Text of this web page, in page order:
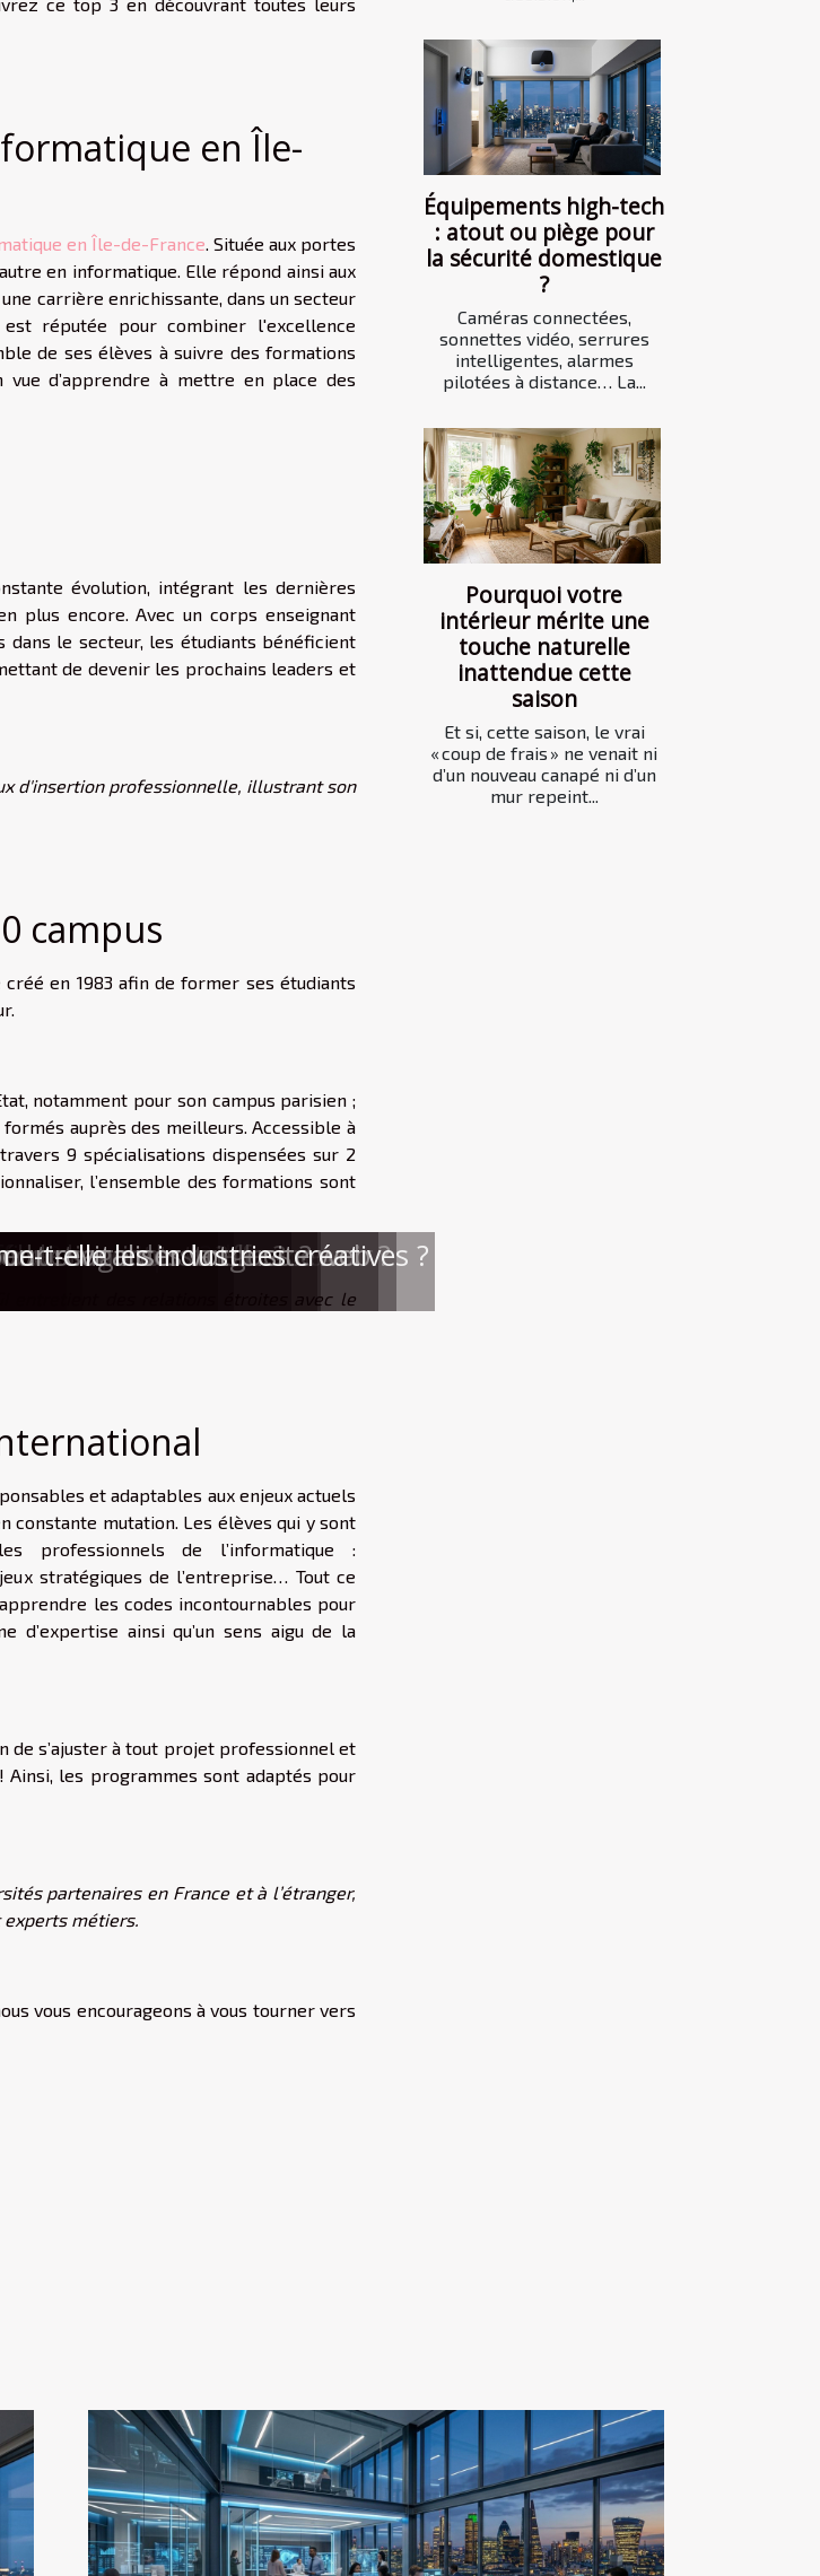
en Île-
en Île-de-France . Située aux portes
en informatique. Elle répond ainsi aux
carrière enrichissante, dans un secteur
réputée pour combiner l'excellence
de ses élèves à suivre des formations
vue d’apprendre à mettre en place des
évolution, intégrant les dernières
plus encore. Avec un corps enseignant
dans le secteur, les étudiants bénéficient
de devenir les prochains leaders et
d'insertion professionnelle, illustrant son
campus
en 1983 afin de former ses étudiants
notamment pour son campus parisien ;
auprès des meilleurs. Accessible à
9 spécialisations dispensées sur 2
l’ensemble des formations sont
entretient des relations étroites avec le
et adaptables aux enjeux actuels
constante mutation. Les élèves qui y sont
professionnels de l’informatique :
stratégiques de l’entreprise… Tout ce
les codes incontournables pour
d’expertise ainsi qu’un sens aigu de la
de s’ajuster à tout projet professionnel et
Ainsi, les programmes sont adaptés pour
partenaires en France et à l’étranger,
métiers.
vous encourageons à vous tourner vers
Équipements high-tech
: atout ou piège pour
la sécurité domestique
?
Caméras connectées,
sonnettes vidéo, serrures
intelligentes, alarmes
pilotées à distance… La...
Pourquoi votre
intérieur mérite une
touche naturelle
inattendue cette
saison
Et si, cette saison, le vrai
« coup de frais » ne venait ni
d’un nouveau canapé ni d’un
mur repeint...
domestique ?
?
: ce que vous devez savoir
de contacts ?
de rencontres efficace
industrielle ?
des langues ?
revitaliser votre site web ?
t-elle les industries créatives ?